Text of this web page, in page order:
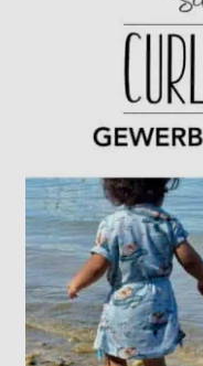
Papierschnittmuster
Plotterdateien
Blog
Kontakt